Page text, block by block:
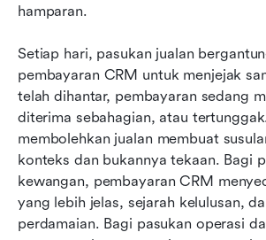
hamparan.
Setiap hari, pasukan jualan
pembayaran CRM untuk menjejak
telah dihantar, pembayaran sedang
diterima sebahagian, atau
membolehkan jualan membuat
konteks dan bukannya tekaan. Bagi
kewangan, pembayaran CRM
yang lebih jelas, sejarah kelulusan,
perdamaian. Bagi pasukan operasi